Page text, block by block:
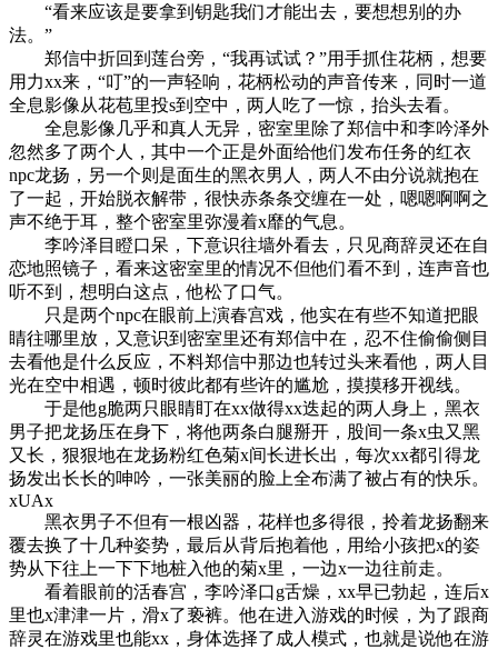
“看来应该是要拿到钥匙我们才能出去，要想想别的办
法。”
郑信中折回到莲台旁，“我再试试？”用手抓住花柄，想要
用力xx来，“叮”的一声轻响，花柄松动的声音传来，同时一道
全息影像从花苞里投s到空中，两人吃了一惊，抬头去看。
全息影像几乎和真人无异，密室里除了郑信中和李吟泽外
忽然多了两个人，其中一个正是外面给他们发布任务的红衣
npc龙扬，另一个则是面生的黑衣男人，两人不由分说就抱在
了一起，开始脱衣解带，很快赤条条交缠在一处，嗯嗯啊啊之
声不绝于耳，整个密室里弥漫着x靡的气息。
李吟泽目瞪口呆，下意识往墙外看去，只见商辞灵还在自
恋地照镜子，看来这密室里的情况不但他们看不到，连声音也
听不到，想明白这点，他松了口气。
只是两个npc在眼前上演春宫戏，他实在有些不知道把眼
睛往哪里放，又意识到密室里还有郑信中在，忍不住偷偷侧目
去看他是什么反应，不料郑信中那边也转过头来看他，两人目
光在空中相遇，顿时彼此都有些许的尴尬，摸摸移开视线。
于是他g脆两只眼睛盯在xx做得xx迭起的两人身上，黑衣
男子把龙扬压在身下，将他两条白腿掰开，股间一条x虫又黑
又长，狠狠地在龙扬粉红色菊x间长进长出，每次xx都引得龙
扬发出长长的呻吟，一张美丽的脸上全布满了被占有的快乐。
xUAx
黑衣男子不但有一根凶器，花样也多得很，拎着龙扬翻来
覆去换了十几种姿势，最后从背后抱着他，用给小孩把x的姿
势从下往上一下下地桩入他的菊x里，一边x一边往前走。
看着眼前的活春宫，李吟泽口g舌燥，xx早已勃起，连后x
里也x津津一片，滑x了亵裤。他在进入游戏的时候，为了跟商
辞灵在游戏里也能xx，身体选择了成人模式，也就是说他在游